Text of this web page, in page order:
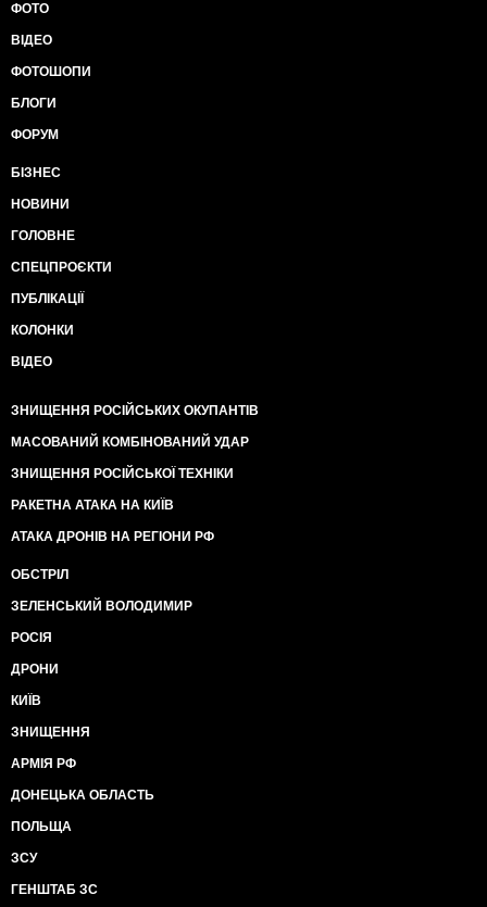
ФОТО
ВІДЕО
ФОТОШОПИ
БЛОГИ
ФОРУМ
БІЗНЕС
НОВИНИ
ГОЛОВНЕ
СПЕЦПРОЄКТИ
ПУБЛІКАЦІЇ
КОЛОНКИ
ВІДЕО
ЗНИЩЕННЯ РОСІЙСЬКИХ ОКУПАНТІВ
МАСОВАНИЙ КОМБІНОВАНИЙ УДАР
ЗНИЩЕННЯ РОСІЙСЬКОЇ ТЕХНІКИ
РАКЕТНА АТАКА НА КИЇВ
АТАКА ДРОНІВ НА РЕГІОНИ РФ
ОБСТРІЛ
ЗЕЛЕНСЬКИЙ ВОЛОДИМИР
РОСІЯ
ДРОНИ
КИЇВ
ЗНИЩЕННЯ
АРМІЯ РФ
ДОНЕЦЬКА ОБЛАСТЬ
ПОЛЬЩА
ЗСУ
ГЕНШТАБ ЗС